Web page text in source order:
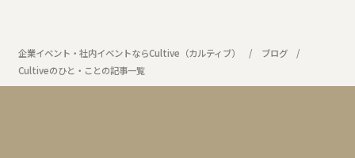
企業イベント・社内イベントならCultive（カルティブ）
ブログ
Cultiveのひと・ことの記事一覧